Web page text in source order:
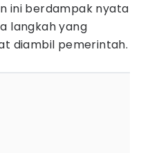
ini berdampak nyata
langkah yang
diambil pemerintah.